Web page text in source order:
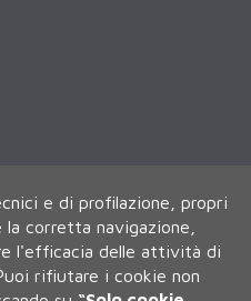
e di profilazione, propri
corretta navigazione,
l'efficacia delle attività di
rifiutare i cookie non